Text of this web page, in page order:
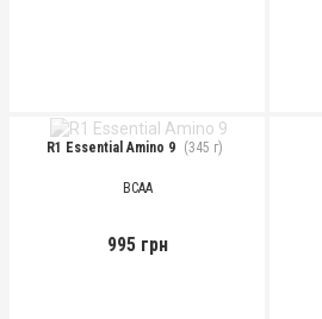
R1 Essential Amino 9 (345 г)
BCAA
995 грн